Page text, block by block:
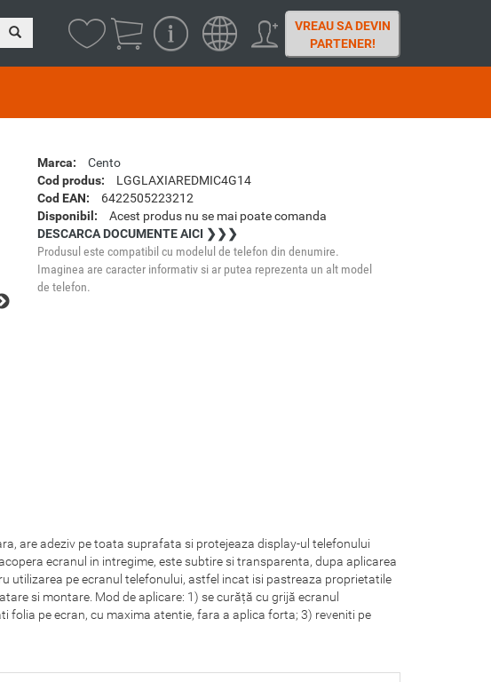
VREAU SA DEVIN
PARTENER!
Marca:
Cento
Cod produs:
LGGLAXIAREDMIC4G14
Cod EAN:
6422505223212
Disponibil:
Acest produs nu se mai poate comanda
DESCARCA DOCUMENTE AICI ❯❯❯
Produsul este compatibil cu modelul de telefon din denumire.
Imaginea are caracter informativ si ar putea reprezenta un alt model
de telefon.
are adeziv pe toata suprafata si protejeaza display-ul telefonului
ecranul in intregime, este subtire si transparenta, dupa aplicarea
utilizarea pe ecranul telefonului, astfel incat isi pastreaza proprietatile
si montare. Mod de aplicare: 1) se curăță cu grijă ecranul
pe ecran, cu maxima atentie, fara a aplica forta; 3) reveniti pe